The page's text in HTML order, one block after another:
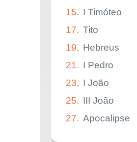
15. I Timóteo
17. Tito
19. Hebreus
21. I Pedro
23. I João
25. III João
27. Apocalipse